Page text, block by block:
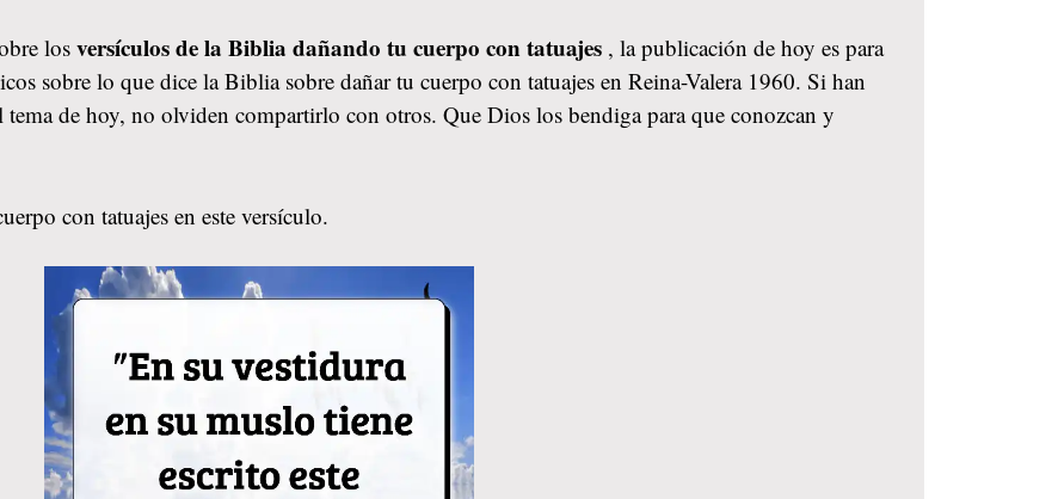
los versículos de la Biblia dañando tu cuerpo con tatuajes , la publicación de hoy es para
sobre lo que dice la Biblia sobre dañar tu cuerpo con tatuajes en Reina-Valera 1960. Si han
tema de hoy, no olviden compartirlo con otros. Que Dios los bendiga para que conozcan y
con tatuajes en este versículo.